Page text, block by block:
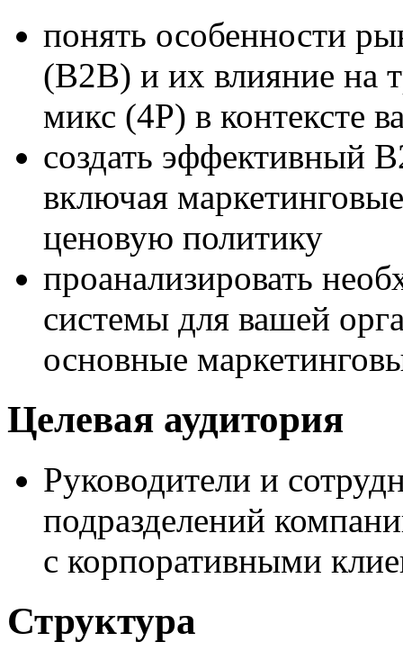
понять особенности
(B2B) и их влияние на
микс (4P) в контексте
создать эффективный
включая
ценовую политику
проанализировать
системы для вашей
основные
Целевая аудитория
Руководители и
подразделений
с корпоративными
Структура